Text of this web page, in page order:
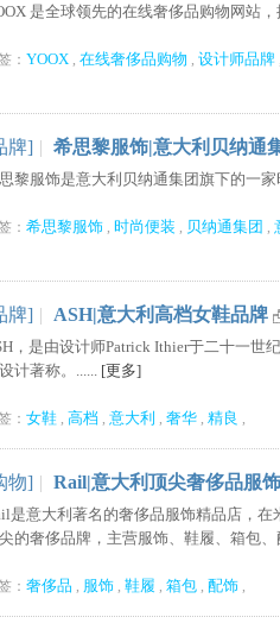
是全球领先的在线奢侈品购物网站
： YOOX , 在线奢侈品购物 , 设计师品牌
牌] | 希思黎服饰|意大利贝纳通
黎服饰是意大利贝纳通集团旗下的一
： 希思黎服饰 , 时尚便装 , 贝纳通集团 ,
牌] | ASH|意大利高档女鞋品牌
，是由设计师Patrick Ithier于二十一世
计著称。...... [更多]
： 女鞋 , 高档 , 意大利 , 奢华 , 精良 ,
物] | Rail|意大利顶尖奢侈品服
是意大利著名的奢侈品服饰精品店，
的奢侈品牌，主营服饰、鞋履、箱包
： 奢侈品 , 服饰 , 鞋履 , 箱包 , 配饰 ,